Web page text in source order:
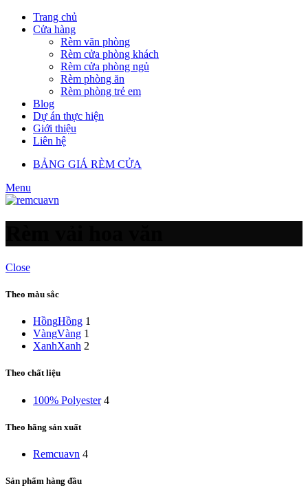
Trang chủ
Cửa hàng
Rèm văn phòng
Rèm cửa phòng khách
Rèm cửa phòng ngủ
Rèm phòng ăn
Rèm phòng trẻ em
Blog
Dự án thực hiện
Giới thiệu
Liên hệ
BẢNG GIÁ RÈM CỬA
Menu
Close
Theo màu sắc
HồngHồng 1
VàngVàng 1
XanhXanh 2
Theo chất liệu
100% Polyester 4
Theo hãng sản xuất
Remcuavn 4
Sản phẩm hàng đầu